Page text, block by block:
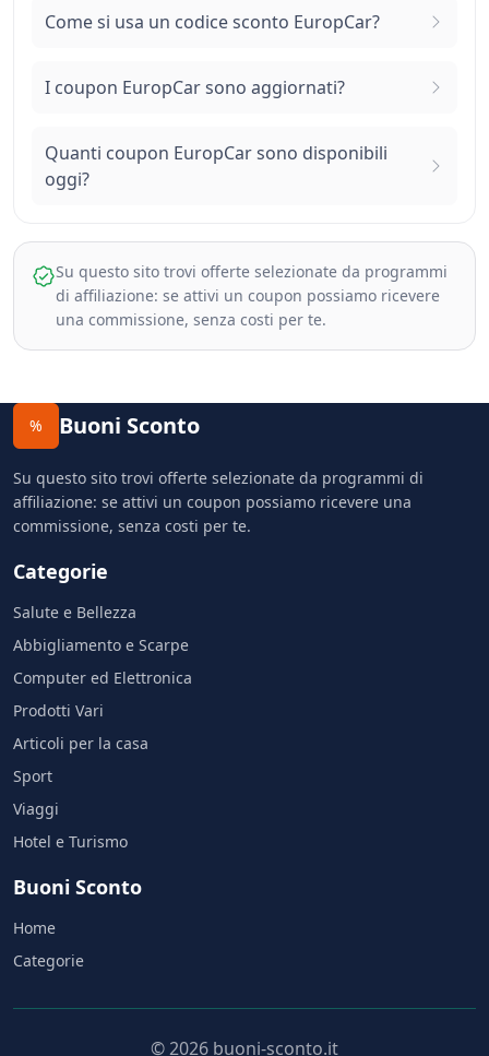
Come si usa un codice sconto EuropCar?
I coupon EuropCar sono aggiornati?
Quanti coupon EuropCar sono disponibili
oggi?
Su questo sito trovi offerte selezionate da programmi
di affiliazione: se attivi un coupon possiamo ricevere
una commissione, senza costi per te.
% Buoni Sconto
Su questo sito trovi offerte selezionate da programmi di
affiliazione: se attivi un coupon possiamo ricevere una
commissione, senza costi per te.
Categorie
Salute e Bellezza
Abbigliamento e Scarpe
Computer ed Elettronica
Prodotti Vari
Articoli per la casa
Sport
Viaggi
Hotel e Turismo
Buoni Sconto
Home
Categorie
© 2026 buoni-sconto.it